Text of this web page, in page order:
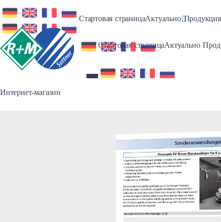
Стартовая страницаАктуальноToggle
Продукция
Интернет-магазин
Стартовая страницаАктуально